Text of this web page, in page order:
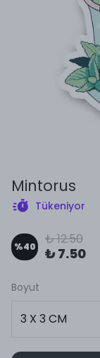
Mintorus
Tükeniyor
%40 ₺ 12.50
₺ 7.50
Boyut